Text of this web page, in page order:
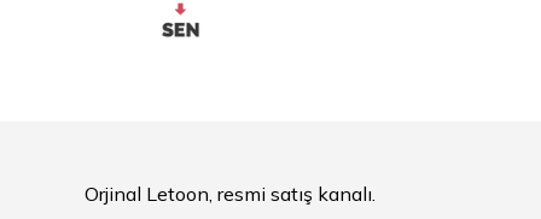
Orjinal Letoon, resmi satış kanalı.